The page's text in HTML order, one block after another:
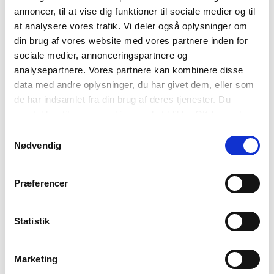
annoncer, til at vise dig funktioner til sociale medier og til
at analysere vores trafik. Vi deler også oplysninger om
din brug af vores website med vores partnere inden for
sociale medier, annonceringspartnere og
analysepartnere. Vores partnere kan kombinere disse
data med andre oplysninger, du har givet dem, eller som
de har indsamlet fra din brug af deres tjenester. Du
Nødvendig
Præferencer
Statistik
Marketing
TILMELD
Relateret indlæg